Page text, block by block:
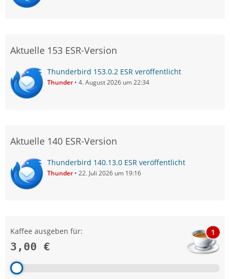
Aktuelle 153 ESR-Version
Thunderbird 153.0.2 ESR veröffentlicht
Thunder 4. August 2026 um 22:34
Aktuelle 140 ESR-Version
Thunderbird 140.13.0 ESR veröffentlicht
Thunder 22. Juli 2026 um 19:16
Kaffee ausgeben für:
3,00 €
1